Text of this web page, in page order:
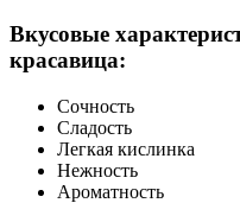
Вкусовые
красавица:
Сочность
Сладость
Легкая кислинка
Нежность
Ароматность